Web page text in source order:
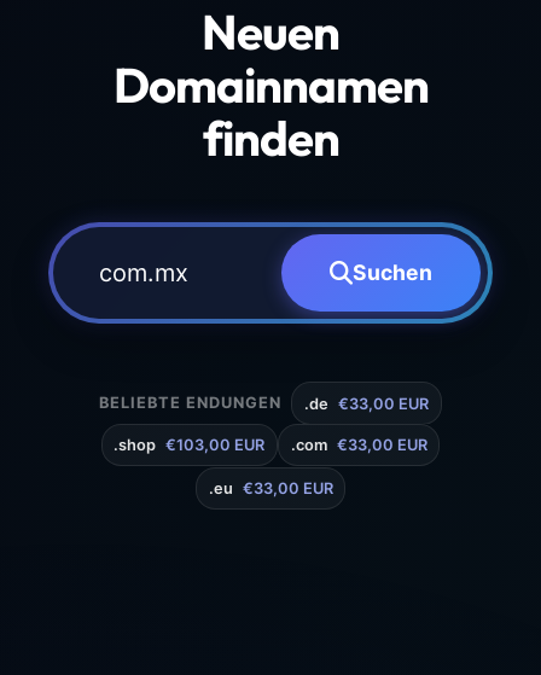
Neuen
Domainnamen
finden
Suchen
BELIEBTE ENDUNGEN .de €33,00 EUR
.shop €103,00 EUR .com €33,00 EUR
.eu €33,00 EUR